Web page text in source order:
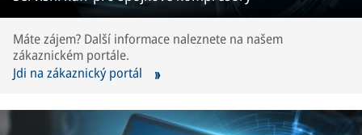
Máte zájem? Další informace naleznete na našem
zákaznickém portále.
Jdi na zákaznický portál